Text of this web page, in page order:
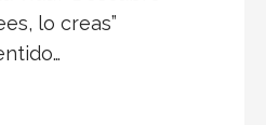
lo creas”